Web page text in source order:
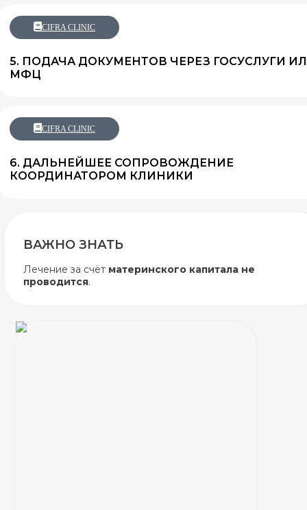
CIFRA CLINIC
5. ПОДАЧА ДОКУМЕНТОВ ЧЕРЕЗ ГОСУСЛУГИ
МФЦ
CIFRA CLINIC
6. ДАЛЬНЕЙШЕЕ СОПРОВОЖДЕНИЕ
КООРДИНАТОРОМ КЛИНИКИ
ВАЖНО ЗНАТЬ
Лечение за счёт материнского капитала не
проводится.